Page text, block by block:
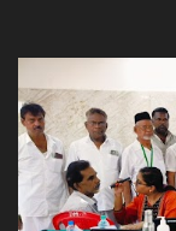
கல்வியில் சிறந்து
மு.க.ஸ்டாலின் அதிக
கண்கள் என
மாணவியர்களுக்கு
முன்பு 8 ம் வகுப்பு
பள்ளிப்படிப்பை